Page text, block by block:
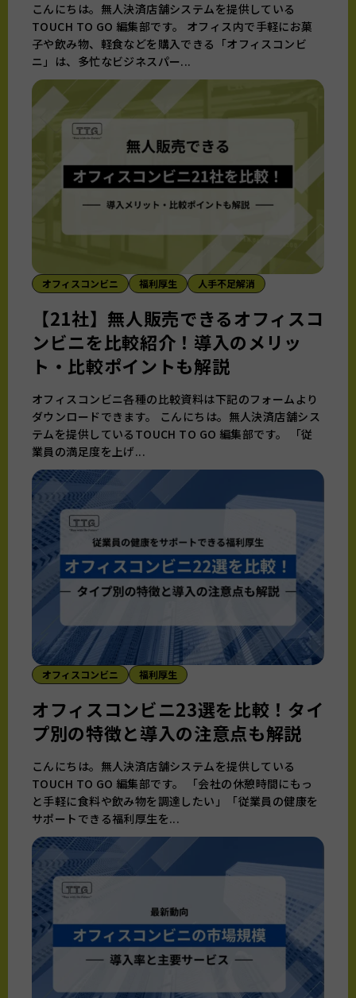
こんにちは。無人決済店舗システムを提供している
TOUCH TO GO 編集部です。 オフィス内で手軽にお菓
子や飲み物、軽食などを購入できる「オフィスコンビ
ニ」は、多忙なビジネスパー...
オフィスコンビニ 福利厚生 人手不足解消
【21社】無人販売できるオフィスコ
ンビニを比較紹介！導入のメリッ
ト・比較ポイントも解説
オフィスコンビニ各種の比較資料は下記のフォームより
ダウンロードできます。 こんにちは。無人決済店舗シス
テムを提供しているTOUCH TO GO 編集部です。 「従
業員の満足度を上げ...
オフィスコンビニ 福利厚生
オフィスコンビニ23選を比較！タイ
プ別の特徴と導入の注意点も解説
こんにちは。無人決済店舗システムを提供している
TOUCH TO GO 編集部です。 「会社の休憩時間にもっ
と手軽に食料や飲み物を調達したい」「従業員の健康を
サポートできる福利厚生を...